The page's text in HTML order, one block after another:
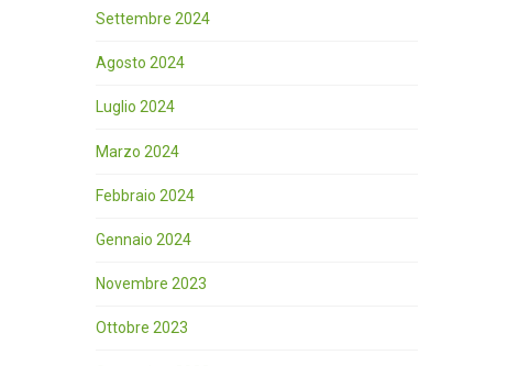
Settembre 2024
Agosto 2024
Luglio 2024
Marzo 2024
Febbraio 2024
Gennaio 2024
Novembre 2023
Ottobre 2023